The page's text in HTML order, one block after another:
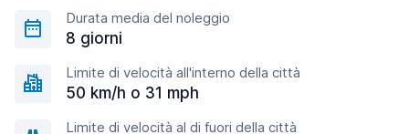
Durata media del noleggio
8 giorni
Limite di velocità all'interno della città
50 km/h o 31 mph
Limite di velocità al di fuori della città